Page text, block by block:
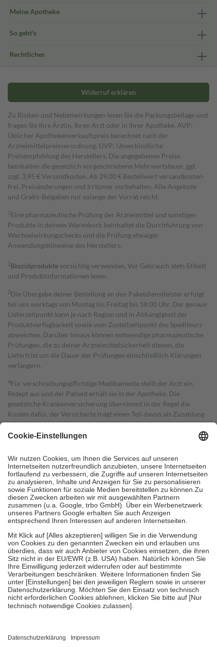
Meine Apotheke
So geht's
Rechtliches
Widerruf erklären
Zu Risiken und Nebenwirkungen lesen Sie die Packungsbeilage und
fragen Sie Ihre Ärztin, Ihren Arzt oder in Ihrer Apotheke. AVP:
Üblicher Apothekenverkaufspreis berechnet nach der
Arzneimittelpreisverordnung. UVP: Unverbindliche
Preisempfehlung des Herstellers. Die angegebenen Preise
beinhalten die gesetzlich vorgeschriebene Mehrwertsteuer, ggf.
zzgl. 3,95 € Versandkosten. Ab 29,00 € Bestell­wert versand­kosten­
frei. Preisänderungen und Irrtümer vorbehalten. Alle Angebote
und Gratis-Beigaben nur solange der Vorrat reicht.
1 Eine pharmazeutische Prüfung der Arzneimittel und sonstigen
Produkte in deinem Warenkorb beinhaltet die Durchführung von
Wechselwirkungschecks und die Prüfung etwaiger
Anwendungshinweise des Herstellers.
2Biozidproduktevorsichtig verwenden. Vor Gebrauch stets Etikett
und Produktinformationen lesen.
3Die Übergabe deiner Bestellung an den Paketdienstleister erfolgt
bei uns werktags von Montag bis Freitag bis 18:00 Uhr. Der genaue
Lieferzeitpunkt kann je nach Region und in Abhängigkeit der
Produktverfügbarkeit sowie vom Zustellzeitpunkt des Spediteurs
abweichen. Darüber hinaus können notwendige pharmazeutische
Prüfungen, die zu deiner Arzneimittelsicherheit dienen, die
Lieferfrist um die Dauer der Prüfungen einschließlich Klärungen
verlängern.
4Für verschreibungspflichtige Medikamente stellt der Arzt ein
Rezept aus und der Patient erhält sie in der Apotheke. Die
gesetzliche Krankenversicherung übernimmt in der Regel die
Kosten dafür, der Versicherte trägt einen Teil davon als Zuzahlung
mit.
Grundsätzlich leisten Mitglieder Zuzahlungen in Höhe von zehn
höchstens zehn Euro.
Es sind jedoch nie mehr als die tatsächlichen
Kosten der Leistung zu entrichten.
Diese Regeln gelten grundsätzlich auch für Online-Apotheken.
Bei Heilmitteln und häuslicher Krankenpflege beträgt die
Zuzahlung zehn Prozent der Kosten sowie zehn Euro je
Verordnung.
Um das Engagement der Versicherten für ihre eigene Gesundheit zu
stärken und die besondere Stellung der Familie zu unterstützen,
fallenkeine Zuzahlungenan bei:
• Kindern und Jugendlichen bis zum vollendeten 18. Lebensjahr
mit Ausnahme der Fahrkosten
• Untersuchungen zur Vorsorge und Früherkennung, die von der
GKV getragen werden
• empfohlenen Schutzimpfungen
• Harn- und Blutteststreifen
getroffen, um sicherzustellen, dass es sich um echte Bewertungen